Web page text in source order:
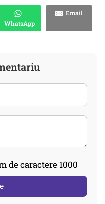
WhatsApp
Email
de caractere 1000